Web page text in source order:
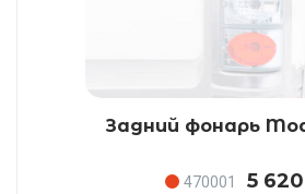
Задний фонарь
470001 5